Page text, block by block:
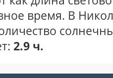
время. В
2.9 ч.